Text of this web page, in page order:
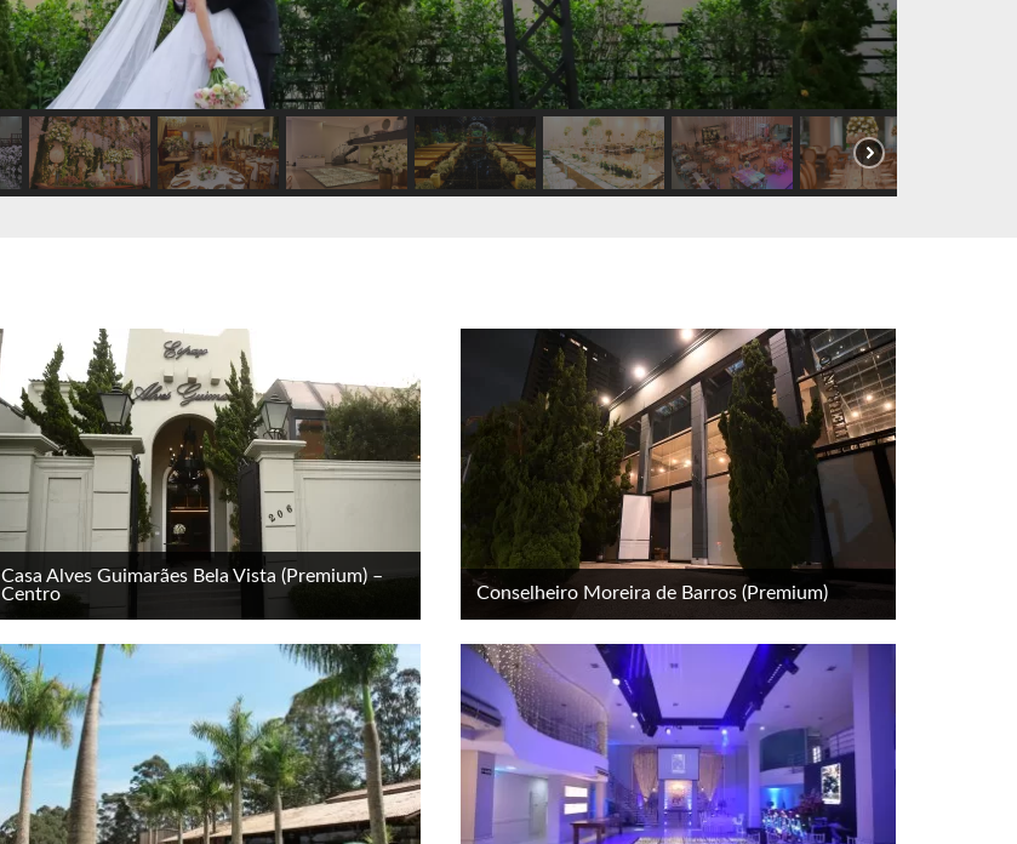
Casa Alves Guimarães Bela Vista (Premium) –
Centro
Conselheiro Moreira de Barros (Premium)